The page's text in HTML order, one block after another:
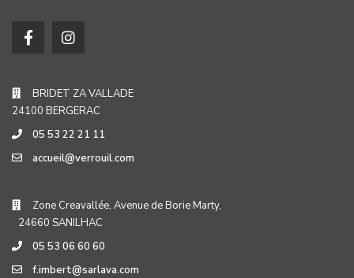
BRIDET ZA VALLADE
24100 BERGERAC
05 53 22 21 11
accueil@verrouil.com
Zone Creavallée, Avenue de Borie Marty,
24660 SANILHAC
05 53 06 60 60
f.imbert@sarlava.com